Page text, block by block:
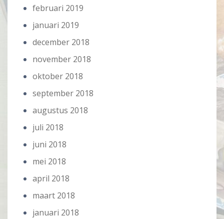
februari 2019
januari 2019
december 2018
november 2018
oktober 2018
september 2018
augustus 2018
juli 2018
juni 2018
mei 2018
april 2018
maart 2018
januari 2018